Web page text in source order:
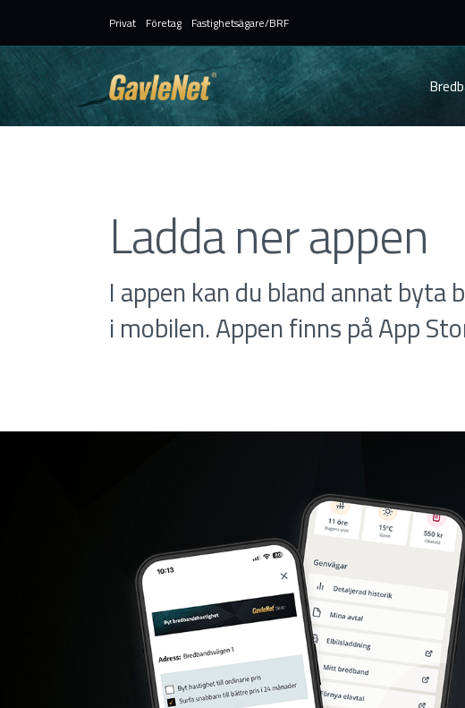
Privat Företag Fastighetsägare/BRF
Ladda ner appen
I appen kan du bland annat
i mobilen. Appen finns på App